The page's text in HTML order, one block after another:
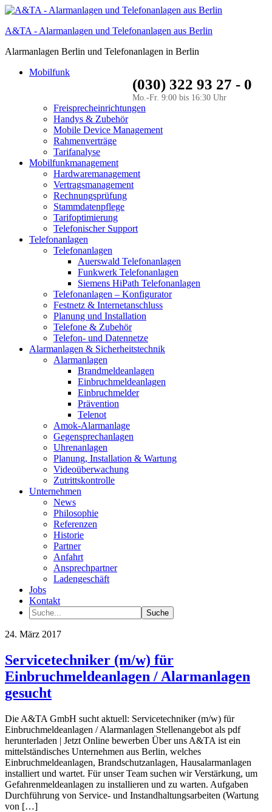
A&TA - Alarmanlagen und Telefonanlagen aus Berlin
Alarmanlagen Berlin und Telefonanlagen in Berlin
(030) 322 93 27 - 0
Mo.-Fr. 9:00 bis 16:30 Uhr
Mobilfunk
Freisprecheinrichtungen
Handys & Zubehör
Mobile Device Management
Rahmenverträge
Tarifanalyse
Mobilfunkmanagement
Hardwaremanagement
Vertragsmanagement
Rechnungsprüfung
Stammdatenpflege
Tarifoptimierung
Telefonischer Support
Telefonanlagen
Telefonanlagen
Auerswald Telefonanlagen
Funkwerk Telefonanlagen
Siemens HiPath Telefonanlagen
Telefonanlagen – Konfigurator
Festnetz & Internetanschluss
Planung und Installation
Telefone & Zubehör
Telefon- und Datennetze
Alarmanlagen & Sicherheitstechnik
Alarmanlagen
Brandmeldeanlagen
Einbruchmeldeanlagen
Einbruchmelder
Prävention
Telenot
Amok-Alarmanlage
Gegensprechanlagen
Uhrenanlagen
Planung, Installation & Wartung
Videoüberwachung
Zutrittskontrolle
Unternehmen
News
Philosophie
Referenzen
Historie
Partner
Anfahrt
Ansprechpartner
Ladengeschäft
Jobs
Kontakt
24. März 2017
Servicetechniker (m/w) für
Einbruchmeldeanlagen / Alarmanlagen
gesucht
Die A&TA GmbH sucht aktuell: Servicetechniker (m/w) für
Einbruchmeldeanlagen / Alarmanlagen Stellenangebot als pdf
herunterladen | Jetzt Online bewerben Über uns A&TA ist ein
mittelständisches Unternehmen aus Berlin, welches
Einbruchmeldeanlagen, Brandschutzanlagen, Hausalarmanlagen
installiert und wartet. Für unser Team suchen wir Verstärkung, um
Gefahrenmeldeanlagen zu installieren und zu warten. Aufgaben
Durchführung von Service- und Instandhaltungsarbeiten (Wartung
von […]